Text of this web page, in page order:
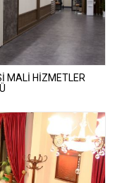
MALİ HİZMETLER